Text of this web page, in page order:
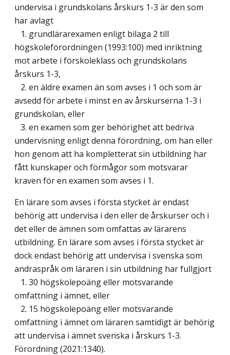
undervisa i grundskolans årskurs 1-3 är den som
har avlagt
1. grundlärarexamen enligt bilaga 2 till
högskoleförordningen (1993:100) med inriktning
mot arbete i förskoleklass och grundskolans
årskurs 1-3,
2. en äldre examen än som avses i 1 och som är
avsedd för arbete i minst en av årskurserna 1-3 i
grundskolan, eller
3. en examen som ger behörighet att bedriva
undervisning enligt denna förordning, om han eller
hon genom att ha kompletterat sin utbildning har
fått kunskaper och förmågor som motsvarar
kraven för en examen som avses i 1.
En lärare som avses i första stycket är endast
behörig att undervisa i den eller de årskurser och i
det eller de ämnen som omfattas av lärarens
utbildning. En lärare som avses i första stycket är
dock endast behörig att undervisa i svenska som
andraspråk om läraren i sin utbildning har fullgjort
1. 30 högskolepoäng eller motsvarande
omfattning i ämnet, eller
2. 15 högskolepoäng eller motsvarande
omfattning i ämnet om läraren samtidigt är behörig
att undervisa i ämnet svenska i årskurs 1-3.
Förordning (2021:1340).